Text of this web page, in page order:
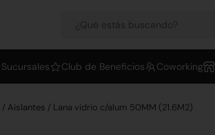
Sucursales Club de Beneficios Coworking
/ Aislantes / Lana vidrio c/alum 50MM (21.6M2)